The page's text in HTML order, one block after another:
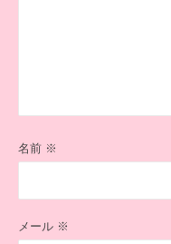
名前 ※
メール ※